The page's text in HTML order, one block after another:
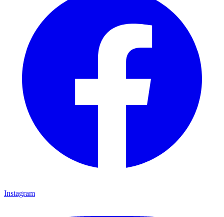
Instagram